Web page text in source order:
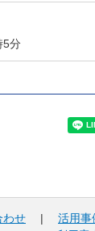
5分
わせ | 活用事